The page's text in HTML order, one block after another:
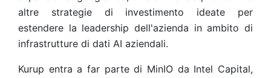
altre strategie di investimento ideate per
estendere la leadership dell'azienda in ambito di
infrastrutture di dati AI aziendali.
Kurup entra a far parte di MinIO da Intel Capital,